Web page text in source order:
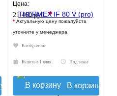
Цена:
21 460 руб.*
* Актуальную цену пожалуйста
уточните у менеджера
В избранное
Купить в 1 клик Под заказ
В корзину